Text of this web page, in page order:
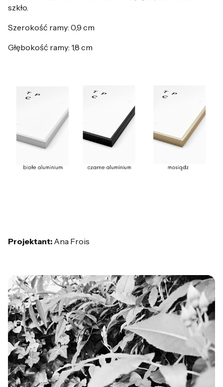
szkło.
Szerokość ramy: 0,9 cm
Głębokość ramy: 1,8 cm
Projektant: Ana Frois